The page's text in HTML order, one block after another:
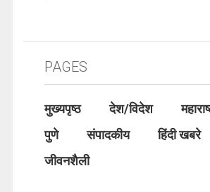
PAGES
मुख्यपृष्ठ देश/विदेश
पुणे
संपादकीय
हिंदी खबरे
जीवनशैली